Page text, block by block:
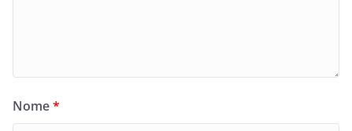
Nome*